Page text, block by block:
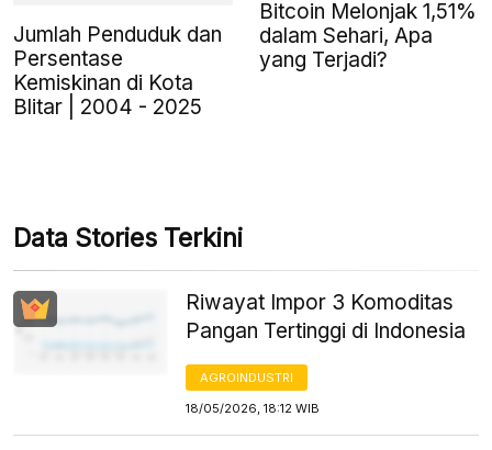
Jumlah Penduduk dan
Persentase
Kemiskinan di Kota
Blitar | 2004 - 2025
Bitcoin Melonjak 1,51%
dalam Sehari, Apa
yang Terjadi?
Data Stories Terkini
Riwayat Impor 3 Komoditas
Pangan Tertinggi di Indonesia
AGROINDUSTRI
18/05/2026, 18:12 WIB